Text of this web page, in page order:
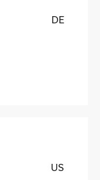
DE
US